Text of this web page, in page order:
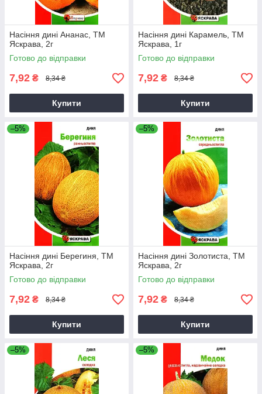
Насіння дині Ананас, ТМ
Яскрава, 2г
Готово до відправки
7,92 ₴ 8,34 ₴
Купити
Насіння дині Карамель, ТМ
Яскрава, 1г
Готово до відправки
7,92 ₴ 8,34 ₴
Купити
–5%
Насіння дині Берегиня, ТМ
Яскрава, 2г
Готово до відправки
7,92 ₴ 8,34 ₴
Купити
–5%
Насіння дині Золотиста, ТМ
Яскрава, 2г
Готово до відправки
7,92 ₴ 8,34 ₴
Купити
–5% –5%